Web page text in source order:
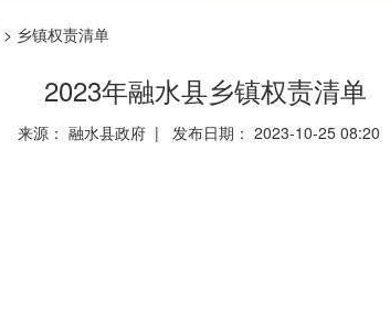
> 乡镇权责清单
2023年融水县乡镇权责清单
来源： 融水县政府 | 发布日期： 2023-10-25 08:20